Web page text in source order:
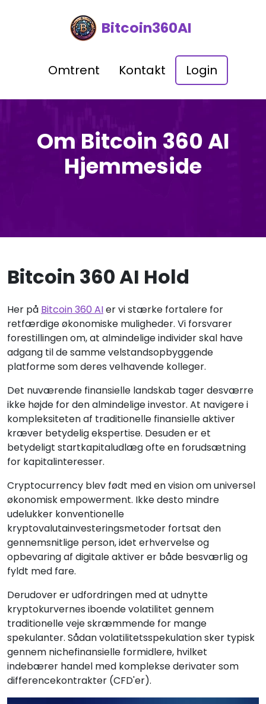
Bitcoin360AI
Omtrent Kontakt Login
Om Bitcoin 360 AI
Hjemmeside
Bitcoin 360 AI Hold
Her på Bitcoin 360 AIer vi stærke fortalere for
retfærdige økonomiske muligheder. Vi forsvarer
forestillingen om, at almindelige individer skal have
adgang til de samme velstandsopbyggende
platforme som deres velhavende kolleger.
Det nuværende finansielle landskab tager desværre
ikke højde for den almindelige investor. At navigere i
kompleksiteten af traditionelle finansielle aktiver
kræver betydelig ekspertise. Desuden er et
betydeligt startkapitaludlæg ofte en forudsætning
for kapitalinteresser.
Cryptocurrency blev født med en vision om universel
økonomisk empowerment. Ikke desto mindre
udelukker konventionelle
kryptovalutainvesteringsmetoder fortsat den
gennemsnitlige person, idet erhvervelse og
opbevaring af digitale aktiver er både besværlig og
fyldt med fare.
Derudover er udfordringen med at udnytte
kryptokurvernes iboende volatilitet gennem
traditionelle veje skræmmende for mange
spekulanter. Sådan volatilitetsspekulation sker typisk
gennem nichefinansielle formidlere, hvilket
indebærer handel med komplekse derivater som
differencekontrakter (CFD'er).